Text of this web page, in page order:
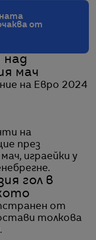
от
над
мач
на Евро 2024
на
през
играейки у
гол в
от
толкова